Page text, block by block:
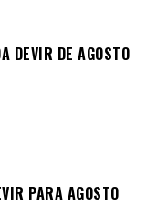
DEVIR DE AGOSTO
PARA AGOSTO